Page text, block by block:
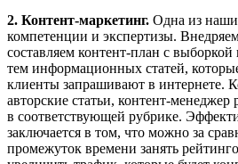
2. Контент-маркетинг. Одна из
компетенции и экспертизы.
составляем контент-план с
тем информационных статей,
клиенты запрашивают в интернете.
авторские статьи, контент-менеджер
в соответствующей рубрике.
заключается в том, что можно за
промежуток времени занять